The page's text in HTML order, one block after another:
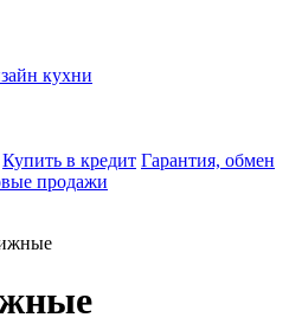
кухни
Купить в кредит Гарантия, обмен
продажи